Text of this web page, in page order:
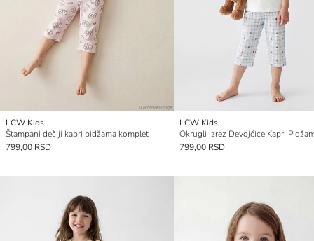
LCW Kids
Štampani dečiji kapri pidžama komplet
799,00 RSD
LCW Kids
799,00 RSD